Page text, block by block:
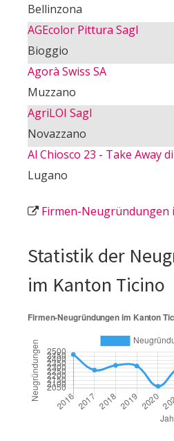
Bellinzona
AGEcolor Pittura Sagl
Bioggio
Agorà Swiss SA
Muzzano
AgriLOI Sagl
Novazzano
Al Chiosco 23 - Take Away
Lugano
Firmen-Neugründungen
Statistik der
im Kanton Ticino